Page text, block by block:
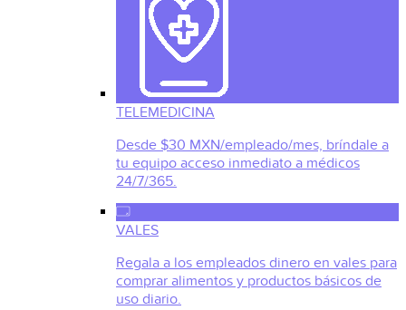
TELEMEDICINA
Desde $30 MXN/empleado/mes, bríndale a
tu equipo acceso inmediato a médicos
24/7/365.
VALES
Regala a los empleados dinero en vales para
comprar alimentos y productos básicos de
uso diario.